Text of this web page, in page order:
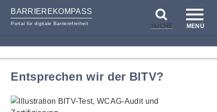
BARRIEREKOMPASS
Portal für digitale Barrierefreiheit SUCHE MENÜ
Entsprechen wir der BITV?